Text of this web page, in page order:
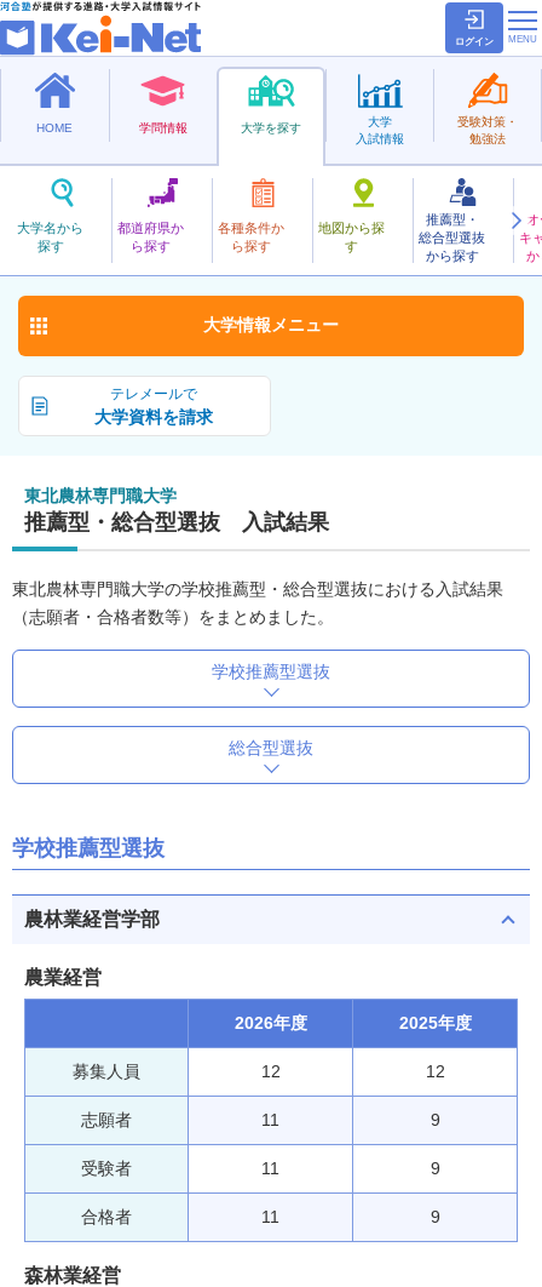
ログイン
HOME 学問情報 大学を探す
大学名から
探す
都道府県か
ら探す
各種条件か
ら探す
地図から探
す
推薦型・
総合型選抜
から探す
キ
か
大学
入試情報
受験対策・
勉強法
公立
とうほくのうりんせんもんしょく
東北農林専門職大学 お気に入り
テレメールで
大学資料を請求
大学情報 メニュー
東北農林専門職大学
推薦型・総合型選抜 入試結果
東北農林専門職大学の学校推薦型・総合型選抜における入試結果
（志願者・合格者数等）をまとめました。
学校推薦型選抜
総合型選抜
学校推薦型選抜
農林業経営学部
農業経営
2026年度 2025年度
募集人員 12 12
志願者 11 9
受験者 11 9
合格者 11 9
森林業経営